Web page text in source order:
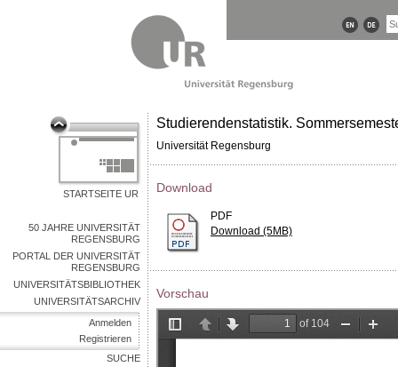
STARTSEITE UR
50 JAHRE UNIVERSITÄT
REGENSBURG
PORTAL DER UNIVERSITÄT
REGENSBURG
UNIVERSITÄTSBIBLIOTHEK
UNIVERSITÄTSARCHIV
Anmelden
Registrieren
SUCHE
Studierendenstatistik.
Universität Regensburg
Download
PDF
Download (5MB)
Vorschau